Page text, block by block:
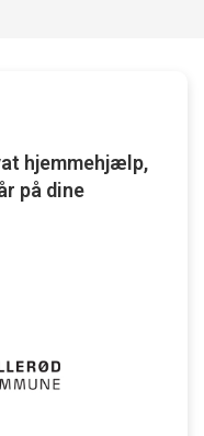
hjemmehjælp,
på dine